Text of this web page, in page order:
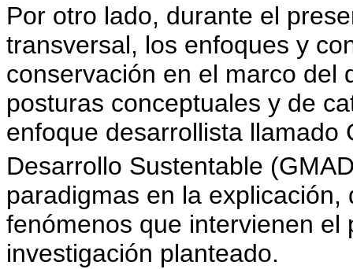
Por otro lado, durante el
transversal, los enfoques y
conservación en el marco del
posturas conceptuales y de
enfoque desarrollista llamado
Desarrollo Sustentable
paradigmas en la
fenómenos que intervienen el
investigación planteado.